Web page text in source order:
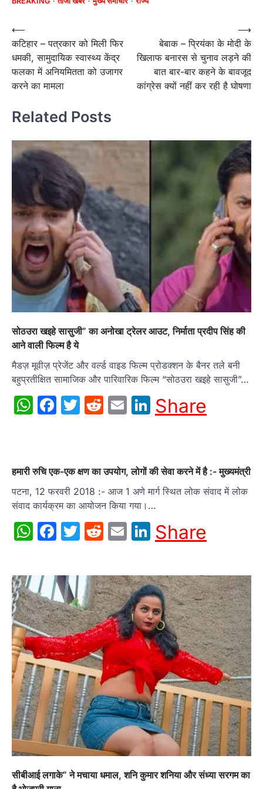
Post
navigation
⟵
कटिहार – पत्रकार को मिली फिर
धमकी, सामुदायिक स्वास्थ्य केंद्र
फलका में अनियमितता को उजागर
करने का मामला
बेबाक – प्रियंका के मोदी के
खिलाफ बनारस से चुनाव लड़ने की
बात बार-बार कहने के बावजूद
कांग्रेस क्यों नहीं कर रही है घोषणा
⟶
Related Posts
सोठउरा खइहे सासुजी” का अनोखा ट्रेलर आउट, निर्माता प्रदीप सिंह की
आने वाली फिल्म है ये
मैडज़ मूवीज़ प्रेजेंट और वर्ल्ड वाइड फिल्म प्रोडक्शन के बैनर तले बनी
बहुप्रतीक्षित सामाजिक और पारिवारिक फिल्म “सोठउरा खइहे सासुजी”…
WhatsApp
Facebook
Twitter
Reddit
EmailLinkedIn
Share
हमारी रुचि एक-एक क्षण का उपयोग, लोगों की सेवा करने में है :- मुख्यमंत्री
पटना, 12 फरवरी 2018 :- आज 1 अणे मार्ग स्थित लोक संवाद में लोक
संवाद कार्यक्रम का आयोजन किया गया।…
WhatsApp
Facebook
Twitter
Reddit
EmailLinkedIn
Share
सीबीआई लगाके” ने मचाया धमाल, शनि कुमार शनिया और संध्या सरगम का